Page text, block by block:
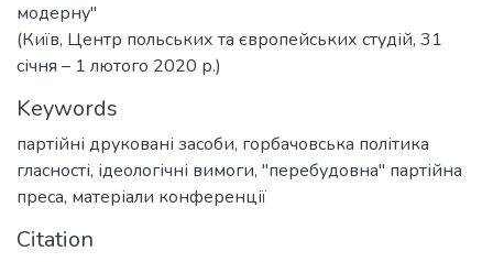
модерну"
(Київ, Центр польських та європейських студій, 31
січня – 1 лютого 2020 р.)
Keywords
партійні друковані засоби, горбачовська політика
гласності, ідеологічні вимоги, "перебудовна" партійна
преса, матеріали конференції
Citation